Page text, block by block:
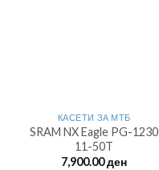
КАСЕТИ ЗА МТБ
SRAM NX Eagle PG-1230
11-50T
7,900.00ден